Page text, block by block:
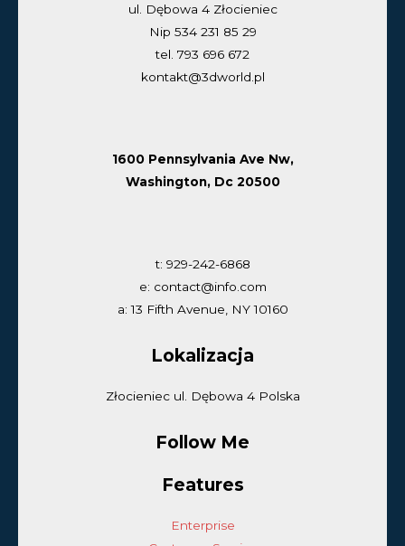
ul. Dębowa 4 Złocieniec
Nip 534 231 85 29
tel. 793 696 672
kontakt@3dworld.pl
1600 Pennsylvania Ave Nw,
Washington, Dc 20500
t: 929-242-6868
e: contact@info.com
a: 13 Fifth Avenue, NY 10160
Lokalizacja
Złocieniec ul. Dębowa 4 Polska
Follow Me
Features
Enterprise